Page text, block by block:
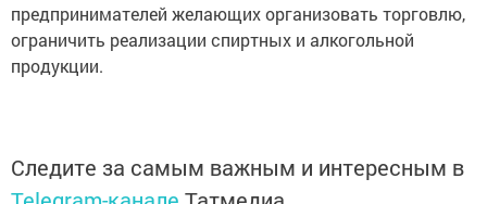
предпринимателей желающих организовать торговлю,
ограничить реализации спиртных и алкогольной
продукции.
Следите за самым важным и интересным в